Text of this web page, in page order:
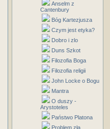
Anselm z
Cantenbury
Bóg Kartezjusza
Czym jest etyka?
Dobro i zlo
Duns Szkot
Filozofia Boga
Filozofia religii
John Locke o Bogu
Mantra
O duszy -
Arystoteles
Państwo Platona
Problem zła